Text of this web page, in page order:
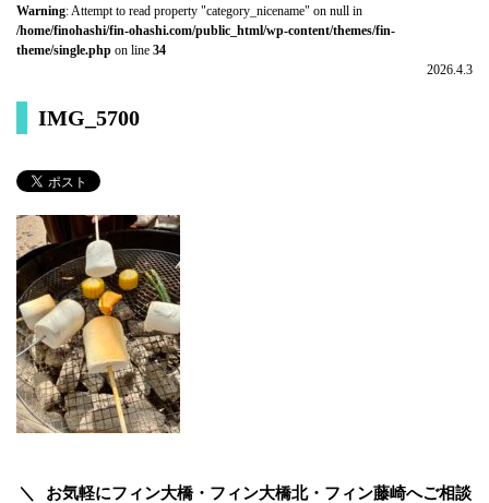
Warning: Attempt to read property "category_nicename" on null in
/home/finohashi/fin-ohashi.com/public_html/wp-content/themes/fin-
theme/single.php on line 34
2026.4.3
IMG_5700
お気軽にフィン大橋・フィン大橋北・フィン藤崎へご相談